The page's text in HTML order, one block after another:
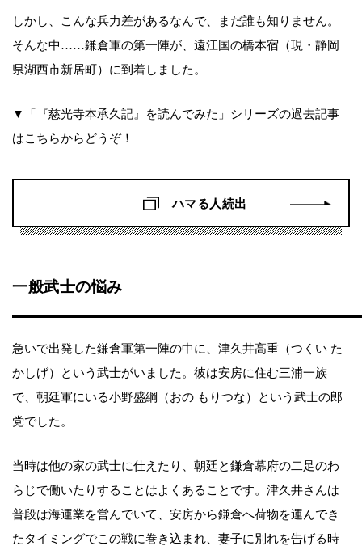
しかし、こんな兵力差があるなんで、まだ誰も知りません。
そんな中……鎌倉軍の第一陣が、遠江国の橋本宿（現・静岡
県湖西市新居町）に到着しました。
▼「『慈光寺本承久記』を読んでみた」シリーズの過去記事
はこちらからどうぞ！
ハマる人続出
一般武士の悩み
急いで出発した鎌倉軍第一陣の中に、津久井高重（つくい た
かしげ）という武士がいました。彼は安房に住む三浦一族
で、朝廷軍にいる小野盛綱（おの もりつな）という武士の郎
党でした。
当時は他の家の武士に仕えたり、朝廷と鎌倉幕府の二足のわ
らじで働いたりすることはよくあることです。津久井さんは
普段は海運業を営んでいて、安房から鎌倉へ荷物を運んでき
たタイミングでこの戦に巻き込まれ、妻子に別れを告げる時